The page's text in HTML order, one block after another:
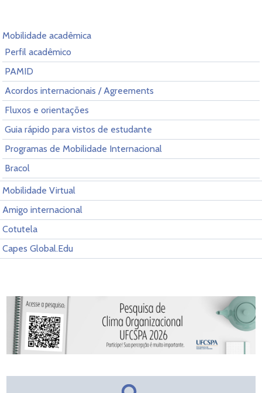
Mobilidade acadêmica
Perfil acadêmico
PAMID
Acordos internacionais / Agreements
Fluxos e orientações
Guia rápido para vistos de estudante
Programas de Mobilidade Internacional
Bracol
Mobilidade Virtual
Amigo internacional
Cotutela
Capes Global.Edu